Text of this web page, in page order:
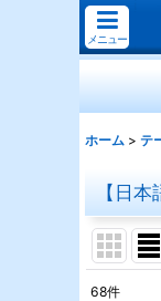
メニュー
ホーム > テ
【日
68件